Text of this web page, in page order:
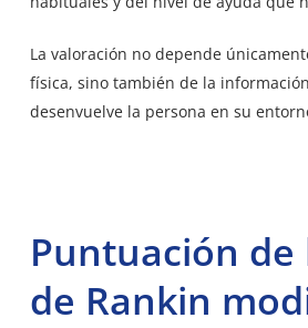
La valoración no depende
física, sino también de la
desenvuelve la persona en su
Puntuación de
de Rankin